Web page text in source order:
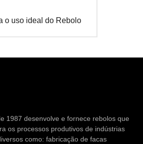
1987 desenvolve e fornece rebolos que
os processos produtivos de indústrias
como: fabricação de facas